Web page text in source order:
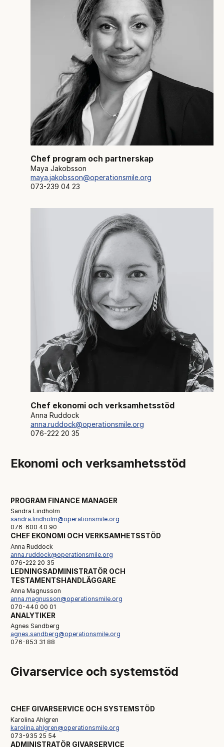
Chef program och partnerskap
Maya Jakobsson
maya.jakobsson@operationsmile.org
073-239 04 23
Chef ekonomi och verksamhetsstöd
Anna Ruddock
anna.ruddock@operationsmile.org
076-222 20 35
Ekonomi och verksamhetsstöd
PROGRAM FINANCE MANAGER
Sandra Lindholm
sandra.lindholm@operationsmile.org
076-600 40 90
CHEF EKONOMI OCH VERKSAMHETSSTÖD
Anna Ruddock
anna.ruddock@operationsmile.org
076-222 20 35
LEDNINGSADMINISTRATÖR OCH
TESTAMENTSHANDLÄGGARE
Anna Magnusson
anna.magnusson@operationsmile.org
070-440 00 01
ANALYTIKER
Agnes Sandberg
agnes.sandberg@operationsmile.org
076-853 31 88
Givarservice och systemstöd
CHEF GIVARSERVICE OCH SYSTEMSTÖD
Karolina Ahlgren
karolina.ahlgren@operationsmile.org
073-935 25 54
ADMINISTRATÖR GIVARSERVICE